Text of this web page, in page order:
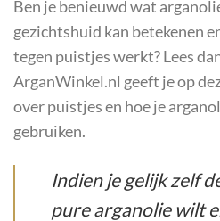
Ben je benieuwd wat
gezichtshuid kan betekenen
tegen puistjes werkt? Lees
ArganWinkel.nl geeft je op
over puistjes en hoe je
gebruiken.
Indien je gelijk zelf
pure arganolie wilt